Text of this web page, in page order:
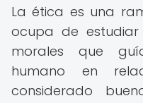
La ética es una
ocupa de
morales que
humano en
considerado